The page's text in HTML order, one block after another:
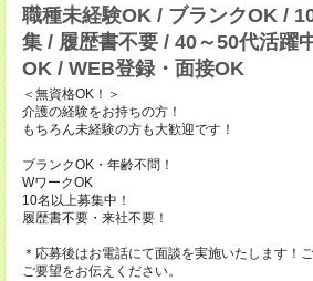
職種未経験OK / ブランクOK /
集 / 履歴書不要 / 40～50代活躍
OK / WEB登録・面接OK
＜無資格OK！＞
介護の経験をお持ちの方！
もちろん未経験の方も大歓迎です！
ブランクOK・年齢不問！
WワークOK
10名以上募集中！
履歴書不要・来社不要！
＊応募後はお電話にて面談を実施いたします！
ご要望をお伝えください。